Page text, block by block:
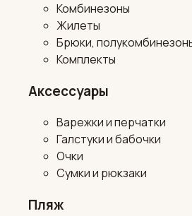
Комбинезоны
Жилеты
Брюки,
Комплекты
Аксессуары
Варежки и перчатки
Галстуки и бабочки
Очки
Сумки и рюкзаки
Пляж